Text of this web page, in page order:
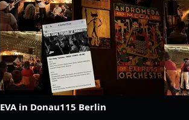
EVA in Donau115 Berlin